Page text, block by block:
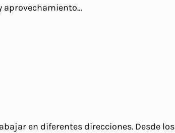
aprovechamiento…
en diferentes direcciones. Desde